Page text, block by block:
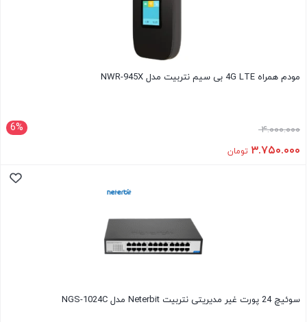
مودم همراه 4G LTE بی سیم نتربیت مدل NWR-945X
6% ۴.۰۰۰.۰۰۰
۳.۷۵۰.۰۰۰ تومان
سوئیچ 24 پورت غیر مدیریتی نتربیت Neterbit مدل NGS-1024C